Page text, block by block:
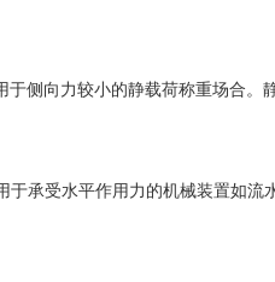
侧向力较小的静载荷称重场合。
承受水平作用力的机械装置如流